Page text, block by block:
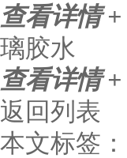
查看详情 +
璃胶水
查看详情 +
返回列表
本文标签：